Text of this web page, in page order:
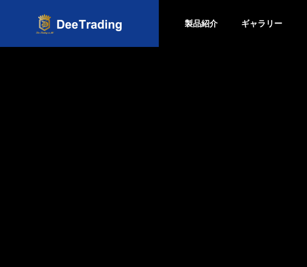
製品紹介 ギャラリー